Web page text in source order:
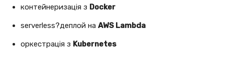
контейнеризація з Docker
serverless?деплой на AWS Lambda
оркестрація з Kubernetes